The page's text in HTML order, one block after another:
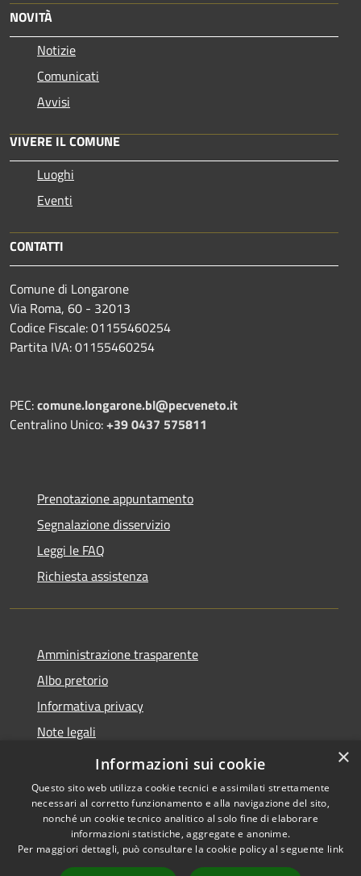
NOVITÀ
Notizie
Comunicati
Avvisi
VIVERE IL COMUNE
Luoghi
Eventi
CONTATTI
Comune di Longarone
Via Roma, 60 - 32013
Codice Fiscale: 01155460254
Partita IVA: 01155460254
PEC:comune.longarone.bl@pecveneto.it
Centralino Unico:+39 0437 575811
Prenotazione appuntamento
Segnalazione disservizio
Leggi le FAQ
Richiesta assistenza
Amministrazione trasparente
Albo pretorio
Informativa privacy
Note legali
Dichiarazione di accessibilità
Accessibilità
Copyright © 2026 • Comune di
Longarone • Powered by
×
Informazioni sui cookie
Questo sito web utilizza cookie tecnici e assimilati strettamente
necessari al corretto funzionamento e alla navigazione del sito,
nonché un cookie tecnico analitico al solo fine di elaborare
informazioni statistiche, aggregate e anonime.
Per maggiori dettagli, può consultare la cookie policy al seguente link